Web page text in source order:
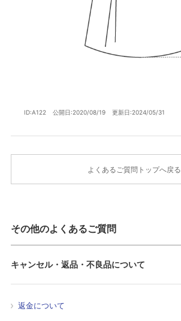
ID:A122 公開日:2020/08/19 更新日:2024/05/31
よくあるご質問トップへ戻る
その他のよくあるご質問
キャンセル・返品・不良品について
返金について